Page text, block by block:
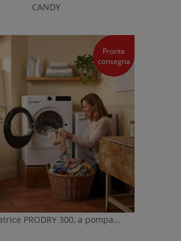
CANDY
Pronta
consegna
PRODRY 300, a pompa...